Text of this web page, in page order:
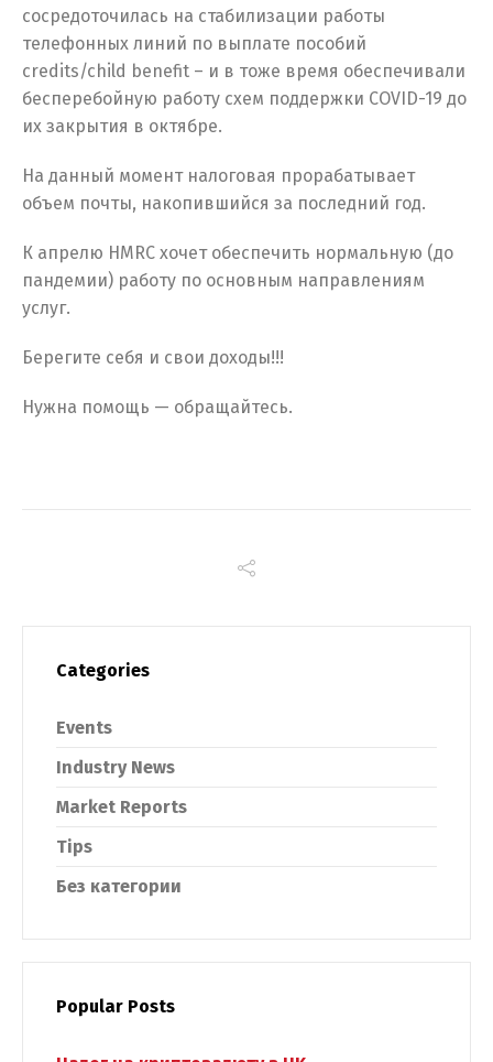
сосредоточилась на стабилизации работы
телефонных линий по выплате пособий
credits/child benefit – и в тоже время обеспечивали
бесперебойную работу схем поддержки COVID-19 до
их закрытия в октябре.
На данный момент налоговая прорабатывает
объем почты, накопившийся за последний год.
К апрелю HMRC хочет обеспечить нормальную (до
пандемии) работу по основным направлениям
услуг.
Берегите себя и свои доходы!!!
Нужна помощь — обращайтесь.
Categories
Events
Industry News
Market Reports
Tips
Без категории
Popular Posts